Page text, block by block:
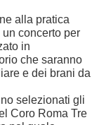
alla pratica
concerto per
in
che saranno
e dei brani da
selezionati gli
Coro Roma Tre